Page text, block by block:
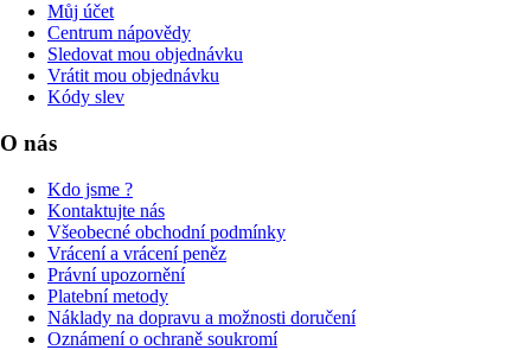
Můj účet
Centrum nápovědy
Sledovat mou objednávku
Vrátit mou objednávku
Kódy slev
O nás
Kdo jsme ?
Kontaktujte nás
Všeobecné obchodní podmínky
Vrácení a vrácení peněz
Právní upozornění
Platební metody
Náklady na dopravu a možnosti doručení
Oznámení o ochraně soukromí